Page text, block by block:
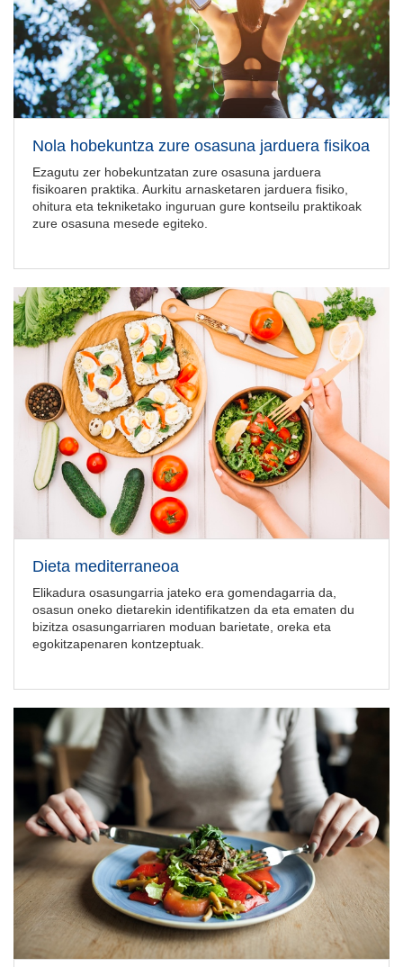
Nola hobekuntza zure osasuna jarduera fisikoa
Ezagutu zer hobekuntzatan zure osasuna jarduera
fisikoaren praktika. Aurkitu arnasketaren jarduera fisiko,
ohitura eta tekniketako inguruan gure kontseilu praktikoak
zure osasuna mesede egiteko.
Dieta mediterraneoa
Elikadura osasungarria jateko era gomendagarria da,
osasun oneko dietarekin identifikatzen da eta ematen du
bizitza osasungarriaren moduan barietate, oreka eta
egokitzapenaren kontzeptuak.